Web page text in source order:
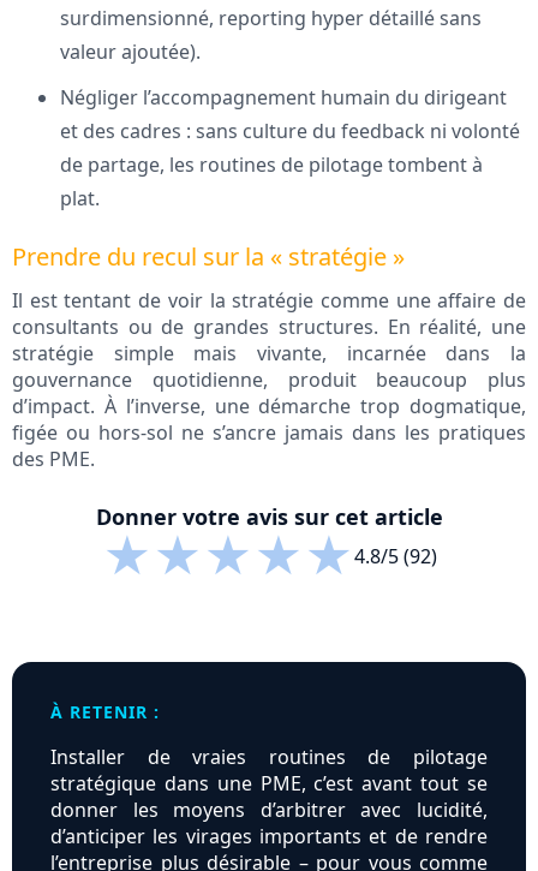
surdimensionné, reporting hyper détaillé sans
valeur ajoutée).
Négliger l’accompagnement humain du dirigeant
et des cadres : sans culture du feedback ni volonté
de partage, les routines de pilotage tombent à
plat.
Prendre du recul sur la « stratégie »
Il est tentant de voir la stratégie comme une affaire de
consultants ou de grandes structures. En réalité, une
stratégie simple mais vivante, incarnée dans la
gouvernance quotidienne, produit beaucoup plus
d’impact. À l’inverse, une démarche trop dogmatique,
figée ou hors-sol ne s’ancre jamais dans les pratiques
des PME.
Donner votre avis sur cet article
★★★★★4.8/5 (92)
À RETENIR :
Installer de vraies routines de pilotage
stratégique dans une PME, c’est avant tout se
donner les moyens d’arbitrer avec lucidité,
d’anticiper les virages importants et de rendre
l’entreprise plus désirable – pour vous comme